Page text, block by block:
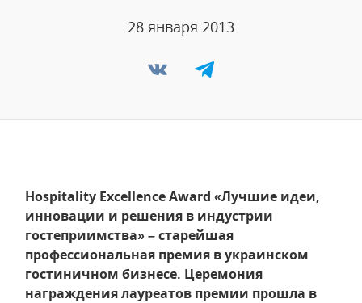
28 января 2013
Hospitality Excellence Award «Лучшие идеи,
инновации и решения в индустрии
гостеприимства» – старейшая
профессиональная премия в украинском
гостиничном бизнесе. Церемония
награждения лауреатов премии прошла в